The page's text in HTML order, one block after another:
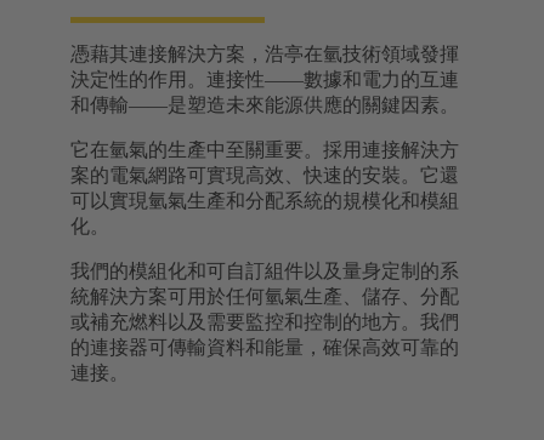
憑藉其連接解決方案，浩亭在氫技術領域發揮
決定性的作用。連接性——數據和電力的互連
和傳輸——是塑造未來能源供應的關鍵因素。
它在氫氣的生產中至關重要。採用連接解決方
案的電氣網路可實現高效、快速的安裝。它還
可以實現氫氣生產和分配系統的規模化和模組
化。
我們的模組化和可自訂組件以及量身定制的系
統解決方案可用於任何氫氣生產、儲存、分配
或補充燃料以及需要監控和控制的地方。我們
的連接器可傳輸資料和能量，確保高效可靠的
連接。